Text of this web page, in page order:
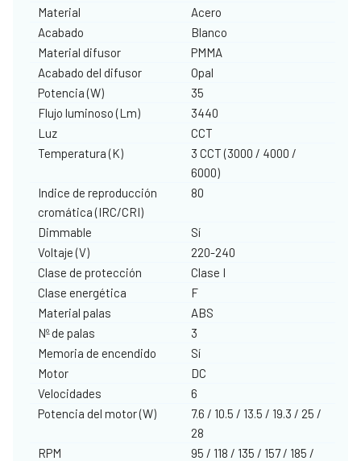
Material
Acero
Acabado
Blanco
Material difusor
PMMA
Acabado del difusor
Opal
Potencia (W)
35
Flujo luminoso (Lm)
3440
Luz
CCT
Temperatura (K)
3 CCT (3000 / 4000 /
6000)
Indice de reproducción
cromática (IRC/CRI)
80
Dimmable
Sí
Voltaje (V)
220-240
Clase de protección
Clase I
Clase energética
F
Material palas
ABS
Nº de palas
3
Memoria de encendido
Sí
Motor
DC
Velocidades
6
Potencia del motor (W)
7.6 / 10.5 / 13.5 / 19.3 / 25 /
28
RPM
95 / 118 / 135 / 157 / 185 /